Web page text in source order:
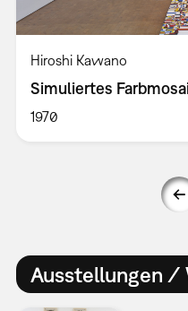
Hiroshi Kawano
Simuliertes
1970
Ausstellungen /